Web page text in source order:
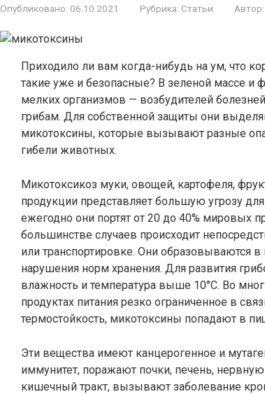
Опубликовано: 06.10.2021 Рубрика: Статьи Автор:
Приходило ли вам когда-нибудь на ум, что
такие уже и безопасные? В зеленой массе и
мелких организмов — возбудителей
грибам. Для собственной защиты они
микотоксины, которые вызывают разные
гибели животных.
Микотоксикоз муки, овощей, картофеля,
продукции представляет большую угрозу
ежегодно они портят от 20 до 40% мировых
большинстве случаев происходит
или транспортировке. Они образовываются в
нарушения норм хранения. Для развития
влажность и температура выше 10°С. Во
продуктах питания резко ограниченное в
термостойкость, микотоксины попадают в
Эти вещества имеют канцерогенное и
иммунитет, поражают почки, печень,
кишечный тракт, вызывают заболевание